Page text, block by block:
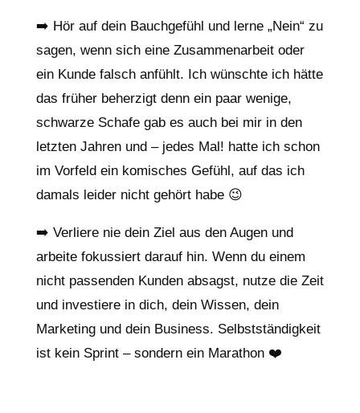
➡️ Hör auf dein Bauchgefühl und lerne „Nein“ zu
sagen, wenn sich eine Zusammenarbeit oder
ein Kunde falsch anfühlt. Ich wünschte ich hätte
das früher beherzigt denn ein paar wenige,
schwarze Schafe gab es auch bei mir in den
letzten Jahren und – jedes Mal! hatte ich schon
im Vorfeld ein komisches Gefühl, auf das ich
damals leider nicht gehört habe 😉
➡️ Verliere nie dein Ziel aus den Augen und
arbeite fokussiert darauf hin. Wenn du einem
nicht passenden Kunden absagst, nutze die Zeit
und investiere in dich, dein Wissen, dein
Marketing und dein Business. Selbstständigkeit
ist kein Sprint – sondern ein Marathon ❤️